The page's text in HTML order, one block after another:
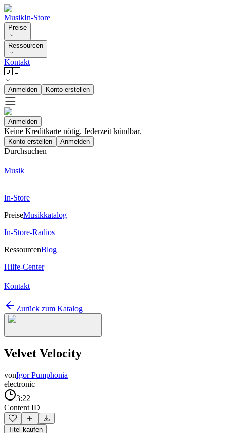
MusikIn-Store
Preise
Ressourcen
Kontakt
🇩🇪
Anmelden Konto erstellen
Anmelden
Keine Kreditkarte nötig. Jederzeit kündbar.
Konto erstellen Anmelden
Durchsuchen
Musik
In-Store
PreiseMusikkatalog
In-Store-Radios
RessourcenBlog
Hilfe-Center
Kontakt
Zurück zum Katalog
Velvet Velocity
vonIgor Pumphonia
electronic
3:22
Content ID
Titel kaufen